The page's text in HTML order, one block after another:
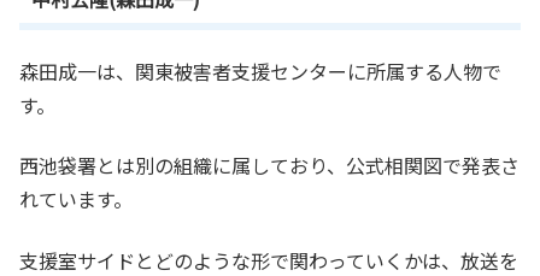
森田成一は、関東被害者支援センターに所属する人物で
す。
西池袋署とは別の組織に属しており、公式相関図で発表さ
れています。
支援室サイドとどのような形で関わっていくかは、放送を